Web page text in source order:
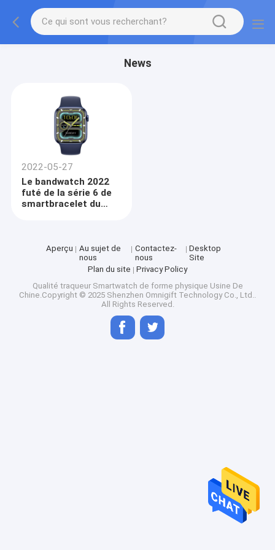
News
2022-05-27
Le bandwatch 2022
futé de la série 6 de
smartbracelet du
Smart Watch DW37
de Smartwatch S7
Aperçu
Au sujet de
nous
Contactez-
nous
Desktop
Site
Plan du site
Privacy Policy
Qualité traqueur Smartwatch de forme physique Usine De
Chine.Copyright © 2025 Shenzhen Omnigift Technology Co., Ltd..
All Rights Reserved.